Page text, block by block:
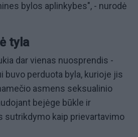
bylos aplinkybes", - nurodė
tyla
dar vienas nuosprendis -
buvo perduota byla, kurioje jis
asmens seksualinio
bejėge būkle ir
sutrikdymo kaip prievartavimo